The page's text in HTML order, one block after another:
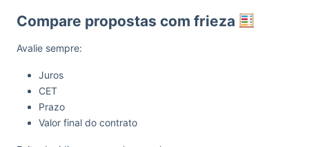
Compare propostas com frieza
Avalie sempre:
Juros
CET
Prazo
Valor final do contrato